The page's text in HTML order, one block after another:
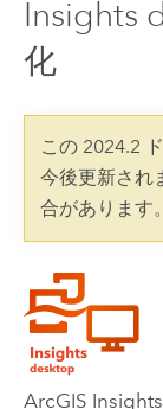
Insights
化
この 2024.2
今後更新され
合があります。
ArcGIS